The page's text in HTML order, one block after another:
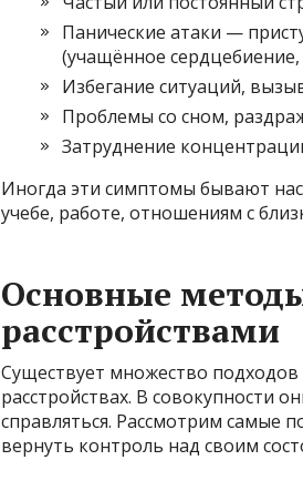
Панические атаки —
(учащённое
Избегание ситуаций,
Проблемы со сном,
Затруднение
Иногда эти симптомы бывают
учебе, работе, отношениям с
Основные
расстройствами
Существует множество
расстройствах. В совокупности
справляться. Рассмотрим самые
вернуть контроль над своим